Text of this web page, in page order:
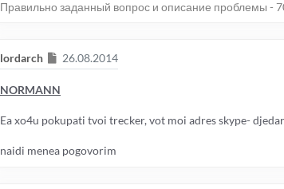
Правильно заданный вопрос и описание проблемы -
lordarch Сообщение
26.08.2014
NORMANN
Ea xo4u pokupati tvoi trecker, vot moi adres skype-
naidi menea pogovorim